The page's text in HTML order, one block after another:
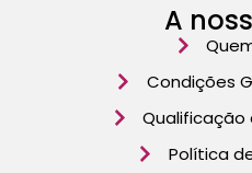
A
Condições
Qualificação
Política